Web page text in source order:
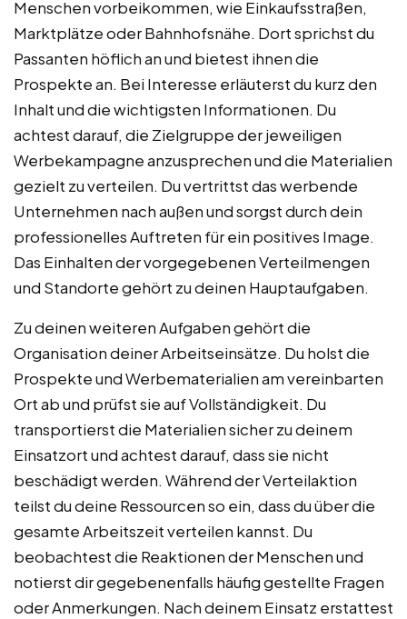
Menschen vorbeikommen, wie Einkaufsstraßen,
Marktplätze oder Bahnhofsnähe. Dort sprichst du
Passanten höflich an und bietest ihnen die
Prospekte an. Bei Interesse erläuterst du kurz den
Inhalt und die wichtigsten Informationen. Du
achtest darauf, die Zielgruppe der jeweiligen
Werbekampagne anzusprechen und die Materialien
gezielt zu verteilen. Du vertrittst das werbende
Unternehmen nach außen und sorgst durch dein
professionelles Auftreten für ein positives Image.
Das Einhalten der vorgegebenen Verteilmengen
und Standorte gehört zu deinen Hauptaufgaben.
Zu deinen weiteren Aufgaben gehört die
Organisation deiner Arbeitseinsätze. Du holst die
Prospekte und Werbematerialien am vereinbarten
Ort ab und prüfst sie auf Vollständigkeit. Du
transportierst die Materialien sicher zu deinem
Einsatzort und achtest darauf, dass sie nicht
beschädigt werden. Während der Verteilaktion
teilst du deine Ressourcen so ein, dass du über die
gesamte Arbeitszeit verteilen kannst. Du
beobachtest die Reaktionen der Menschen und
notierst dir gegebenenfalls häufig gestellte Fragen
oder Anmerkungen. Nach deinem Einsatz erstattest